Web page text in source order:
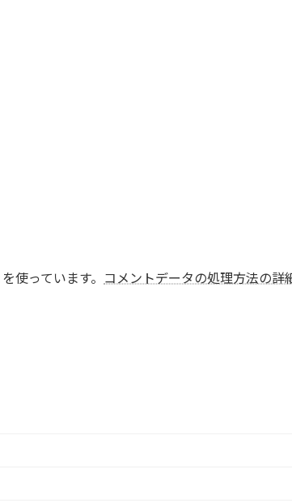
使っています。
コメントデータの処理方法の詳